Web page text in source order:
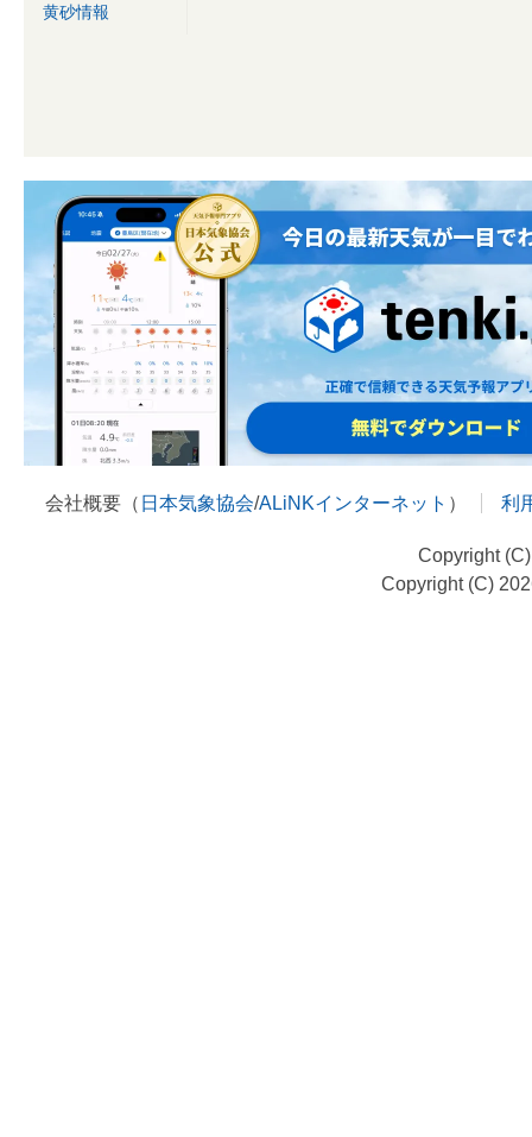
黄砂情報
会社概要（ 日本気象協会/ALiNKインターネット ） 利
Copyright
Copyright (C)